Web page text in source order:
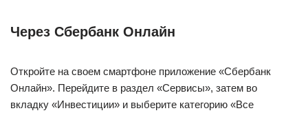
Через Сбербанк Онлайн
Откройте на своем смартфоне приложение «Сбербанк
Онлайн». Перейдите в раздел «Сервисы», затем во
вкладку «Инвестиции» и выберите категорию «Все